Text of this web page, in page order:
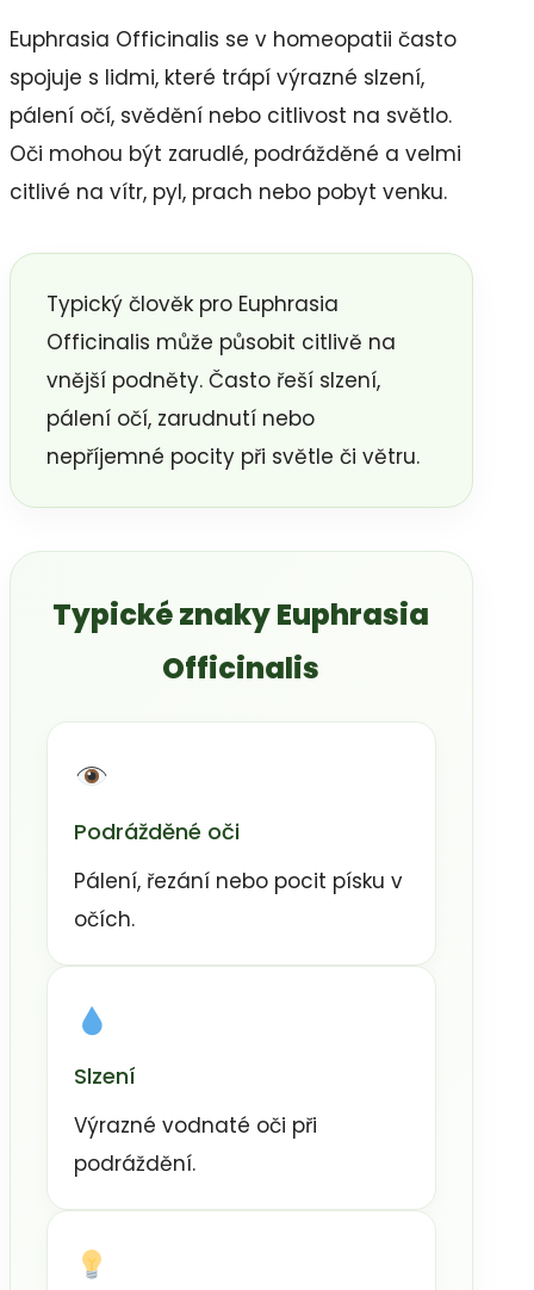
Euphrasia Officinalis se v homeopatii často
spojuje s lidmi, které trápí výrazné slzení,
pálení očí, svědění nebo citlivost na světlo.
Oči mohou být zarudlé, podrážděné a velmi
citlivé na vítr, pyl, prach nebo pobyt venku.
Typický člověk pro Euphrasia
Officinalis může působit citlivě na
vnější podněty. Často řeší slzení,
pálení očí, zarudnutí nebo
nepříjemné pocity při světle či větru.
Typické znaky Euphrasia
Officinalis
Podrážděné oči
Pálení, řezání nebo pocit písku v
očích.
Slzení
Výrazné vodnaté oči při
podráždění.